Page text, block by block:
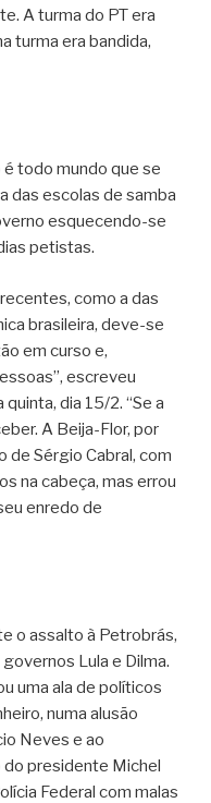
A turma do PT era
turma era bandida,
todo mundo que se
das escolas de samba
esquecendo-se
petistas.
como a das
brasileira, deve-se
em curso e,
escreveu
quinta, dia 15/2. “Se a
A Beija-Flor, por
de Sérgio Cabral, com
na cabeça, mas errou
enredo de
o assalto à Petrobrás,
Lula e Dilma.
uma ala de políticos
numa alusão
Neves e ao
presidente Michel
Federal com malas